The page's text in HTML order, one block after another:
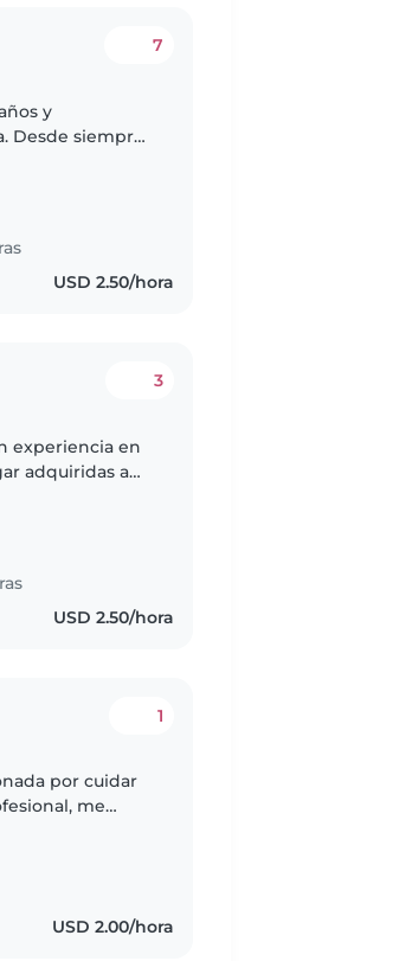
7
y
Desde siempre
USD 2.50/hora
3
experiencia en
adquiridas a
USD 2.50/hora
1
por cuidar
me
USD 2.00/hora